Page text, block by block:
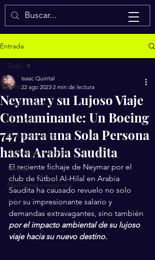
Isaac Quintal
Entrada
Todo
Espectáculos
El mundo
Entretenimiento
Ciencia y tecnología
México
Marketing y negocios
Salud
Todo
Neymar y su Lujoso Viaje
Contaminante: Un Boeing
747 para una Sola Persona
hasta Arabia Saudita
Isaac Quintal
22 ago 2023 2 min de lectura
El reciente fichaje de Neymar por el
club de fútbol Al-Hilal en Arabia
Saudita ha causado revuelo no solo
por su impresionante salario y
demandas extravagantes, sino también
por el impacto ambiental de su lujoso
viaje hacia su nuevo destino.